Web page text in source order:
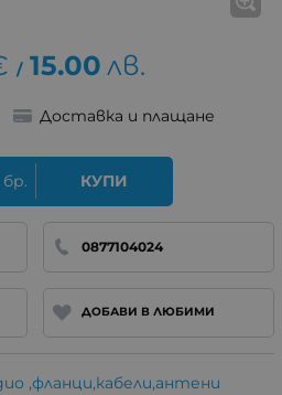
/ 15.00 лв.
Доставка и плащане
бр. КУПИ
0877104024
ДОБАВИ В ЛЮБИМИ
,фланци,кабели,антени